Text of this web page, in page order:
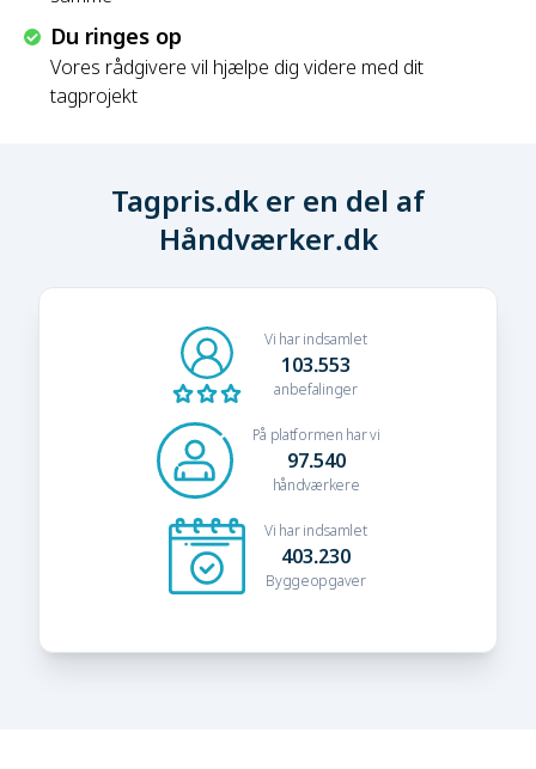
Du ringes op
Vores rådgivere vil hjælpe dig videre med dit
tagprojekt
Tagpris.dk er en del af
Håndværker.dk
Vi har indsamlet
103.553
anbefalinger
På platformen har vi
97.540
håndværkere
Vi har indsamlet
403.230
Byggeopgaver